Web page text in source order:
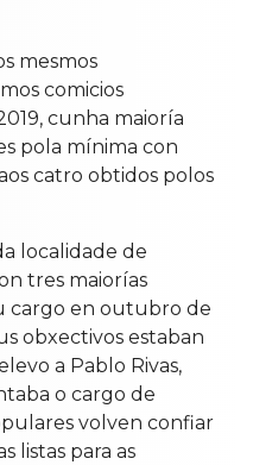
mesmos
comicios
cunha maioría
pola mínima con
catro obtidos polos
localidade de
tres maiorías
cargo en outubro de
obxectivos estaban
a Pablo Rivas,
o cargo de
volven confiar
listas para as